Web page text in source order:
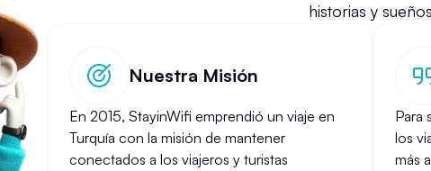
historias y
Nuestra Misión
En 2015, StayinWifi emprendió un viaje en
Turquía con la misión de mantener
conectados a los viajeros y turistas
Para
los
más